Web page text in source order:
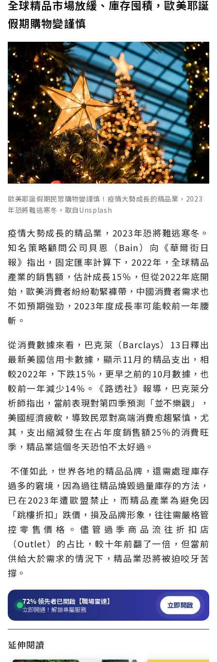
全球精品市場放緩、庫存囤積，歐美耶誕
假期購物變謹慎
歐美耶誕假期民眾購物變謹慎！疫情大勢成長的精品業，2023
年恐將難逃寒冬。取自Unsplash
疫情大勢成長的精品業，2023年恐將難逃寒冬。
知名策略顧問公司貝恩（Bain）向《華爾街日
報》指出，固定匯率計算下，2022年，全球精品
產業的銷售額，估計成長15％，但從2022年底開
始，歐美消費者紛紛勒緊褲帶，中國消費者需求也
不如預期強勁，2023年度成長率可能較前一年腰
斬。
從消費數據來看，巴克萊（Barclays）13日釋出
最新美國信用卡數據，顯示11月的精品支出，相
較2022年，下跌15％，更早之前的10月數據，也
較前一年減少14％。《路透社》報導，巴克萊分
析師指出，當前表現對第四季預測「並不樂觀」，
美國經濟疲軟，導致民眾對高端消費愈趨緊慎，尤
其，支出縮減發生在占年度銷售額25％的消費旺
季，精品業這個冬天恐怕不太好過。
不僅如此，世界各地的精品品牌，還需處理庫存
過多的窘境，因為過往精品燒毀過量庫存的方法，
已在2023年遭歐盟禁止，而精品產業為避免因
「跳樓折扣」跌價，損及品牌形象，往往需嚴格管
控零售價格。儘管過季商品流往折扣店
（Outlet）的占比，較十年前翻了一倍，但當前
供給大於需求的情況下，精品業恐將被迫咬牙苦
撐。
72%領先者已開啟【職場雷達】
立即開通！解鎖專屬服務 立即開啟
延伸閱讀